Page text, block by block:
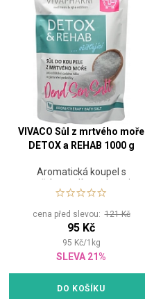
VIVACO Sůl z mrtvého moře
DETOX a REHAB 1000 g
Aromatická koupel s
mořskou solí povzbuzuje
prokrvení a detoxikaci
cena před slevou:121 Kč
95 Kč
95 Kč/1 kg
SLEVA 21%
DO KOŠÍKU